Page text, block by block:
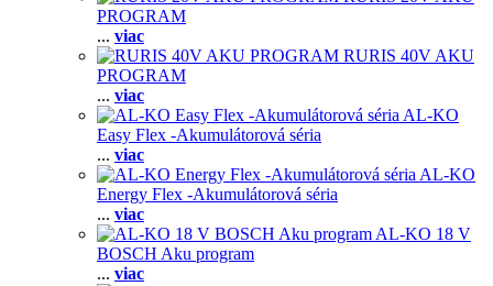
PROGRAM
... viac
RURIS 40V AKU
PROGRAM
... viac
AL-KO
Easy Flex -Akumulátorová séria
... viac
AL-KO
Energy Flex -Akumulátorová séria
... viac
AL-KO 18 V
BOSCH Aku program
... viac